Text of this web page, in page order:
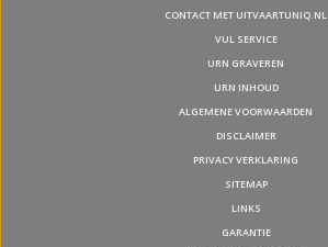
CONTACT MET UITVAARTUNIQ.NL
VUL SERVICE
URN GRAVEREN
URN INHOUD
ALGEMENE VOORWAARDEN
DISCLAIMER
PRIVACY VERKLARING
SITEMAP
LINKS
GARANTIE